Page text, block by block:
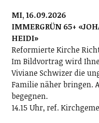
MI, 16.09.2026
IMMERGRÜN 65+
HEIDI»
Reformierte Kirche
Im Bildvortrag wird
Viviane Schwizer die
Familie näher bringen.
begegnen.
14.15 Uhr, ref.